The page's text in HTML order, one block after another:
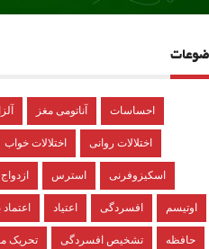
آناتومی مغز احساسات
اختلالات خواب اختلالات روانی
ازدواج استرس اسکیزوفرنی
اعتیاد افسردگی اوتیسم
تحریک تشخیص افسردگی حافظه